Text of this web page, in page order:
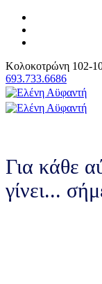
Κολοκοτρώνη 102-
693.733.6686
Για κάθε
γίνει...